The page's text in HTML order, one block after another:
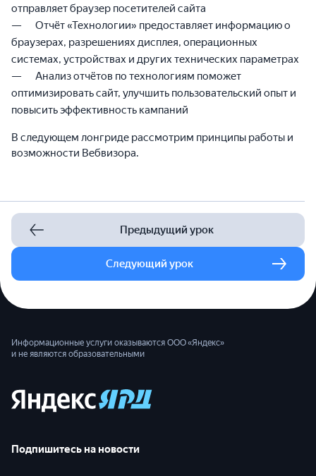
отправляет браузер посетителей сайта
Отчёт «Технологии» предоставляет информацию о
браузерах, разрешениях дисплея, операционных
системах, устройствах и других технических параметрах
Анализ отчётов по технологиям поможет
оптимизировать сайт, улучшить пользовательский опыт и
повысить эффективность кампаний
В следующем лонгриде рассмотрим принципы работы и
возможности Вебвизора.
Предыдущий урок
Следующий урок
Информационные услуги оказываются ООО «Яндекс»
и не являются образовательными
Подпишитесь на новости